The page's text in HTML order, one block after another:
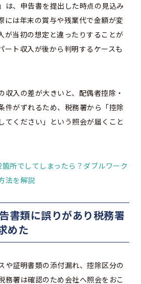
は、申告書を提出した時点の見込み
には年末の賞与や残業代で金額が変
が当初の想定と違ったりすることが
ート収入が後から判明するケースも
収入の差が大きいと、配偶者控除・
件がずれるため、税務署から「控除
てください」という照会が届くこと
所でしてしまったら？ダブルワーク
法を解説
書類に誤りがあり税務署
めた
や証明書類の添付漏れ、控除区分の
務署は確認のため会社へ照会をおこ